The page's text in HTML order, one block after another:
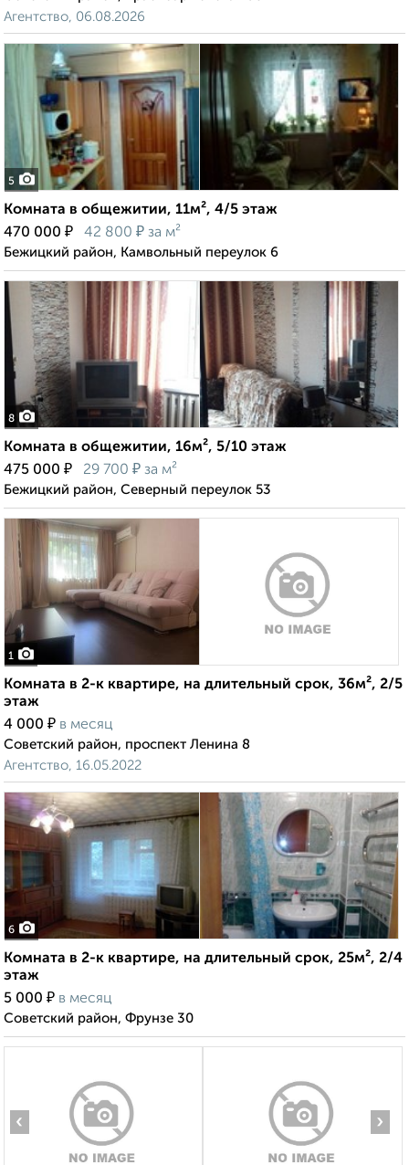
Агентство, 06.08.2026
5
Комната в общежитии, 11м², 4/5 этаж
470 000 ₽ 42 800 ₽ за м²
Бежицкий район, Камвольный переулок 6
8
Комната в общежитии, 16м², 5/10 этаж
475 000 ₽ 29 700 ₽ за м²
Бежицкий район, Северный переулок 53
1
Комната в 2-к квартире, на длительный срок, 36м², 2/5
этаж
4 000 ₽ в месяц
Советский район, проспект Ленина 8
Агентство, 16.05.2022
6
Комната в 2-к квартире, на длительный срок, 25м², 2/4
этаж
5 000 ₽ в месяц
Советский район, Фрунзе 30
‹ ›